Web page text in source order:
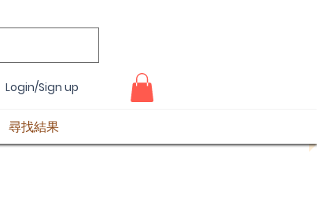
Login/Sign up
尋找結果